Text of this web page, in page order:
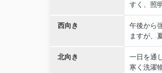
すく、照
西向き
午後から
ますが、
北向き
一日を通
寒く洗濯